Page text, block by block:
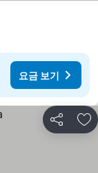
요금 보기
공유 즐